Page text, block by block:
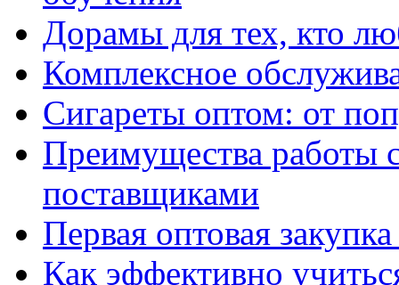
Дорамы для тех, кто
Комплексное
Сигареты оптом: от
Преимущества работы
поставщиками
Первая оптовая
Как эффективно